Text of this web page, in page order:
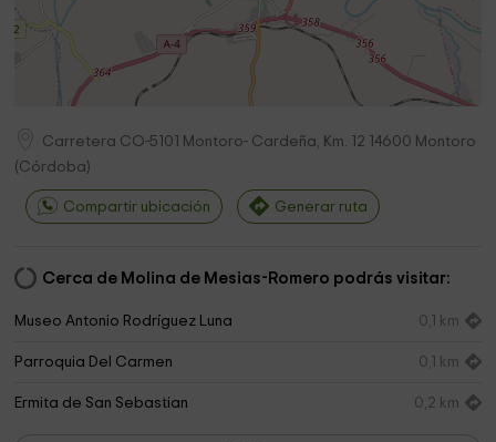
Carretera CO-5101 Montoro- Cardeña, Km. 12 14600 Montoro
(Córdoba)
Compartir ubicación Generar ruta
Cerca de Molina de Mesias-Romero podrás visitar:
Museo Antonio Rodríguez Luna 0,1 km
Parroquia Del Carmen 0,1 km
Ermita de San Sebastian 0,2 km